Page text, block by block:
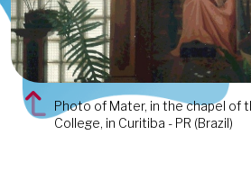
Photo of Mater, in the chapel of
College, in Curitiba - PR (Brazil)